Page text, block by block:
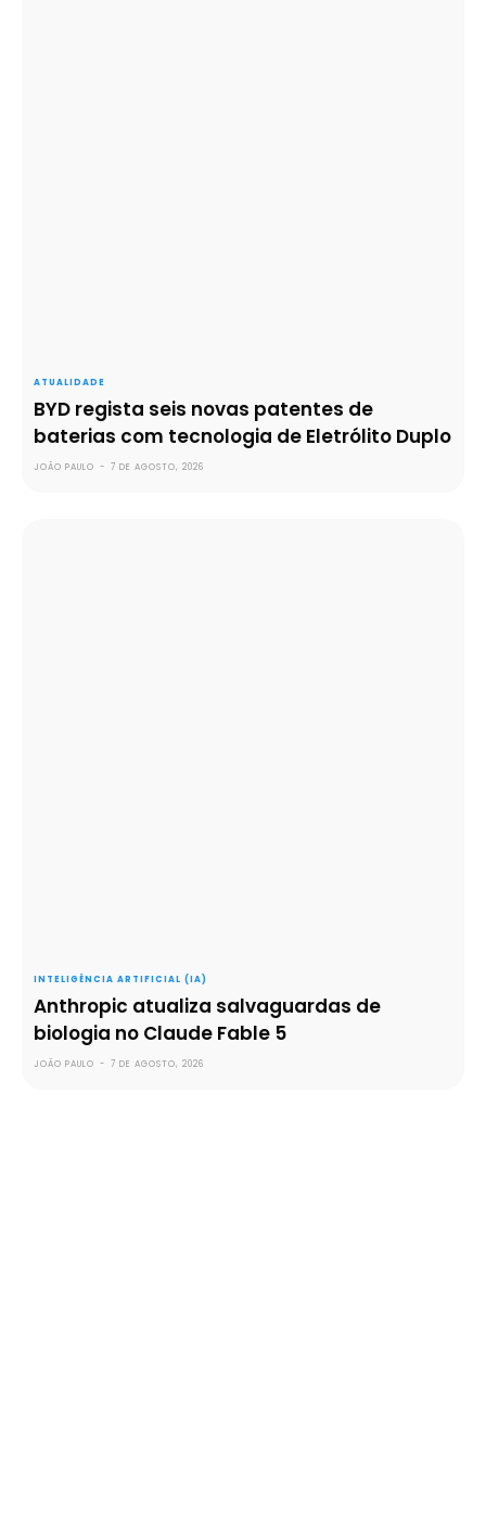
ATUALIDADE
BYD regista seis novas patentes de
baterias com tecnologia de Eletrólito Duplo
JOÃO PAULO - 7 DE AGOSTO, 2026
INTELIGÊNCIA ARTIFICIAL (IA)
Anthropic atualiza salvaguardas de
biologia no Claude Fable 5
JOÃO PAULO - 7 DE AGOSTO, 2026